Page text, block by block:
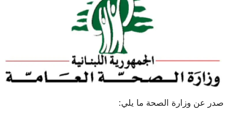
صدر عن وزارة الصحة ما يلي: